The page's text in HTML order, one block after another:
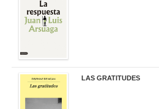
LAS GRATITUDES